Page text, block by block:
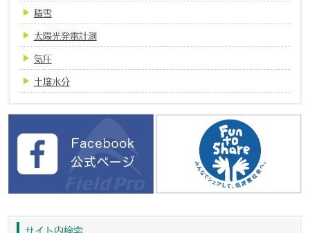
積雪
太陽光発電計測
気圧
土壌水分
サイト内検索